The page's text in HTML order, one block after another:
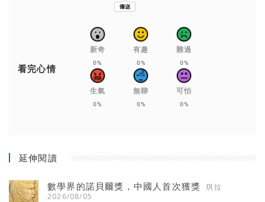
看完心情
新奇
0%
有趣
0%
難過
0%
生氣
0%
無聊
0%
可怕
0%
延伸閱讀
數學界的諾貝爾獎，中國人首次獲獎
琪拉
2026/08/05